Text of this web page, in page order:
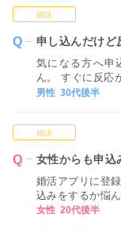
りがたいです。
婚活
申し込んだけど
気になる方へ申
ん。 すぐに反応
性はないという
男性 30代後半
婚活
女性からも申込
婚活アプリに登
込みをするか悩
だか気恥ずかし
女性 20代後半